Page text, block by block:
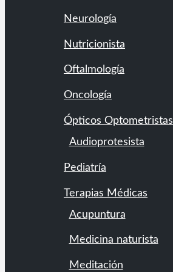
Neurología
Nutricionista
Oftalmología
Oncología
Ópticos Optometristas
Audioprotesista
Pediatría
Terapias Médicas
Acupuntura
Medicina naturista
Meditación